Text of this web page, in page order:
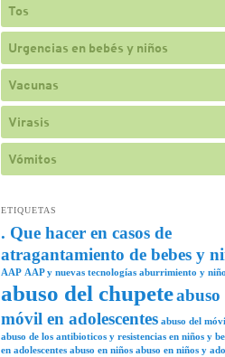
Tos
Urgencias en bebés y niños
Vacunas
Virasis
Vómitos
ETIQUETAS
. Que hacer en casos de
atragantamiento de bebes y
AAP AAP y nuevas tecnologías aburrimiento y
abuso del chupeteabuso
móvil en adolescentes abuso del
abuso de los antibioticos y resistencias en niños y
en adolescentes abuso en niños abuso en niños y